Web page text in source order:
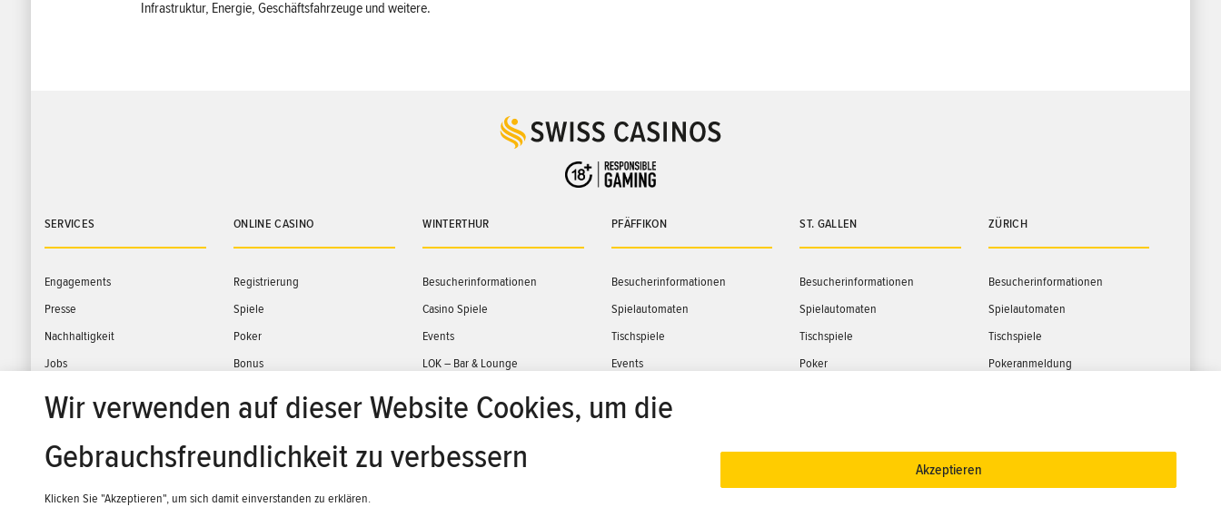
Infrastruktur, Energie, Geschäftsfahrzeuge und weitere.
SERVICES
Engagements
Presse
Nachhaltigkeit
Jobs
ONLINE CASINO
Registrierung
Spiele
Poker
Bonus
24/7 Support
WINTERTHUR
Besucherinformationen
Casino Spiele
Events
LOK – Bar & Lounge
Jackpots
Shop
PFÄFFIKON
Besucherinformationen
Spielautomaten
Tischspiele
Events
TRESOR – Eventlocation
ST. GALLEN
Besucherinformationen
Spielautomaten
Tischspiele
Poker
ZÜRICH
Besucherinformationen
Spielautomaten
Tischspiele
Pokeranmeldung
Wir verwenden auf dieser Website Cookies, um die
Gebrauchsfreundlichkeit zu verbessern
Klicken Sie "Akzeptieren", um sich damit einverstanden zu erklären.
Akzeptieren